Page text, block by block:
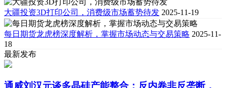
大疆投资3D打印公司，消费级市场蓄势待发 2025-11-19
每日期货龙虎榜深度解析，掌握市场动态与交易策略 2025-11-
18
最新发布
通威刘汉元谈多晶硅产能整合：反内卷非反垄断，